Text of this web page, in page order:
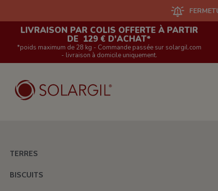
FERMETURE
LIVRAISON PAR COLIS OFFERTE À PARTIR
DE 129 € D'ACHAT*
*poids maximum de 28 kg - Commande passée sur solargil.com
- livraison à domicile uniquement.
TERRES
BISCUITS